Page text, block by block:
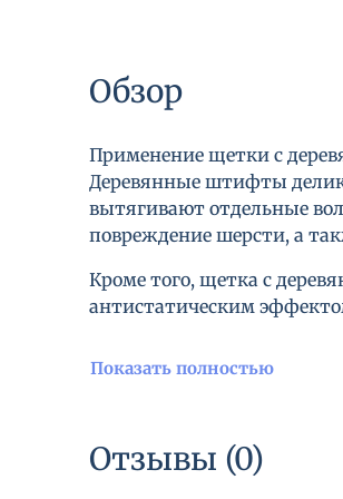
Обзор
Применение щетки с
Деревянные штифты
вытягивают отдельные
повреждение шерсти, а
Кроме того, щетка с
антистатическим
Показать полностью
Отзывы (0)